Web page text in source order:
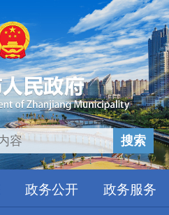
搜索
政务公开
政务服务